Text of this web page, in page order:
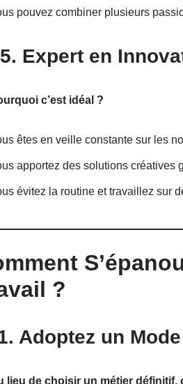
pouvez combiner plusieurs
5. Expert en
c’est idéal ?
êtes en veille constante sur les
apportez des solutions créatives
évitez la routine et travaillez sur
?
Adoptez un
lieu de choisir un métier